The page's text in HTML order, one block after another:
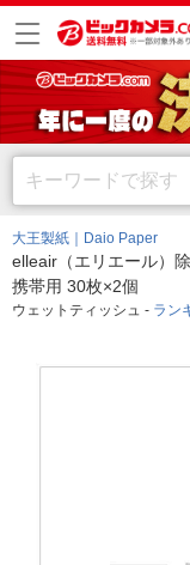
大王製紙｜Daio Paper
elleair（エリエール）
携帯用 30枚×2個
ウェットティッシュ - ラン